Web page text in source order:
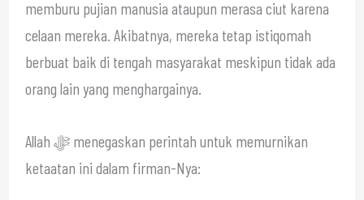
memburu pujian manusia ataupun merasa ciut karena
celaan mereka. Akibatnya, mereka tetap istiqomah
berbuat baik di tengah masyarakat meskipun tidak ada
orang lain yang menghargainya.
Allah ﷻ menegaskan perintah untuk memurnikan
ketaatan ini dalam firman-Nya: